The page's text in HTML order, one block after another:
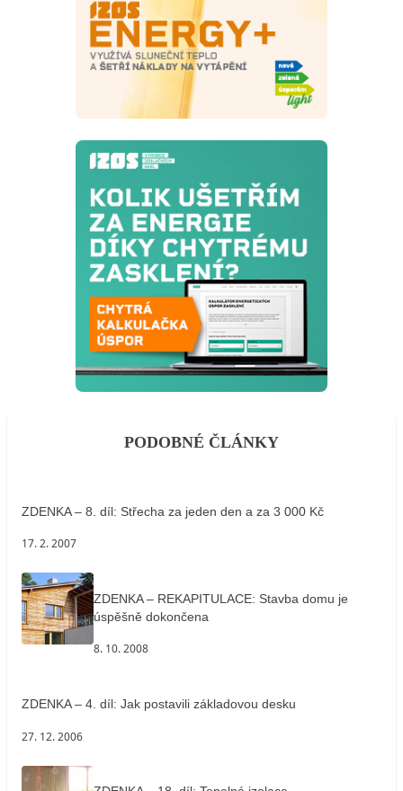
PODOBNÉ ČLÁNKY
ZDENKA – 8. díl: Střecha za jeden den a za 3 000 Kč
17. 2. 2007
ZDENKA – REKAPITULACE: Stavba domu je
úspěšně dokončena
8. 10. 2008
ZDENKA – 4. díl: Jak postavili základovou desku
27. 12. 2006